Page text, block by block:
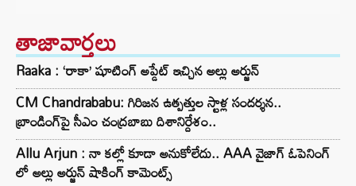
తాజావార్తలు
Raaka : ‘రాకా’ షూటింగ్ అప్డేట్ ఇచ్చిన అల్లు అర్జున్
CM Chandrababu: గిరిజన ఉత్పత్తుల స్టాళ్ల సందర్శన..
బ్రాండింగ్‌పై సీఎం చంద్రబాబు దిశానిర్దేశం..
Allu Arjun : నా కల్లో కూడా అనుకోలేదు.. AAA వైజాగ్ ఓపెనింగ్
లో అల్లు అర్జున్ షాకింగ్ కామెంట్స్